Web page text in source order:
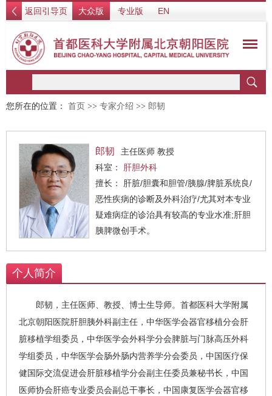
返回引导页 大众版 专业版 EN
您所在的位置： 首页 >> 专家介绍 >> 郎韧
郎韧
主任医师 教授
科室：
肝胆外科
擅长： 肝脏/胆囊和胆管/胰腺/脾脏系统良/
恶性疾病的诊断及外科治疗/尤其对本专业
疑难病症的诊治具有较高的专业水准;肝胆
胰脾微创手术。
个人简介
郎韧，主任医师、教授、博士生导师。首都医科大学附属
北京朝阳医院肝胆胰外科副主任，中华医学会器官移植分会肝
脏移植学组委员，中华医学会外科学分会脾脏与门脉高压外科
学组委员，中华医学会肠外肠内营养学分会委员，中国医疗保
健国际交流促进会肝脏移植学分会副主任委员兼秘书长，中国
医师协会肝癌专业委员会副总干事长，中国康复医学会器官移